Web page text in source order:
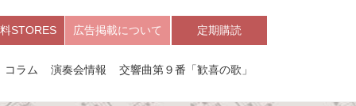
STORES 広告掲載について 定期購読
コラム 演奏会情報 交響曲第９番「歓喜の歌」